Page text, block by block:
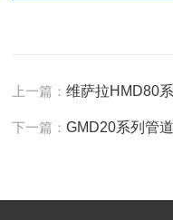
上一篇：维萨拉HMD80
下一篇：GMD20系列管